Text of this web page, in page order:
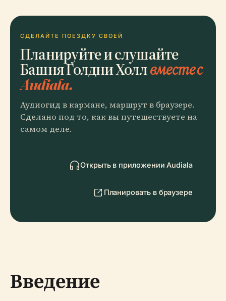
СДЕЛАЙТЕ ПОЕЗДКУ СВОЕЙ
Планируйте и слушайте
Башня Голдни Холлвместе с
Audiala.
Аудиогид в кармане, маршрут в браузере.
Сделано под то, как вы путешествуете на
самом деле.
Открыть в приложении Audiala
Планировать в браузере
Введение